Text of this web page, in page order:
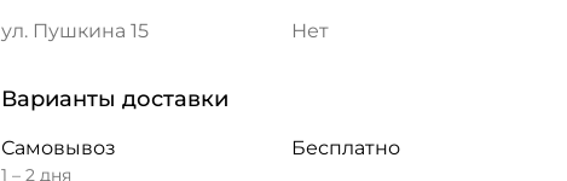
ул. Пушкина 15
Нет
Варианты доставки
Самовывоз
1 – 2 дня
Бесплатно